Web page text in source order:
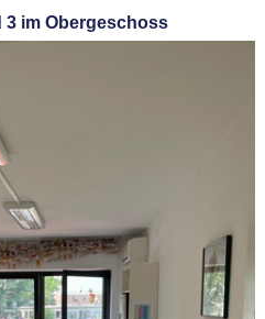
3 im Obergeschoss